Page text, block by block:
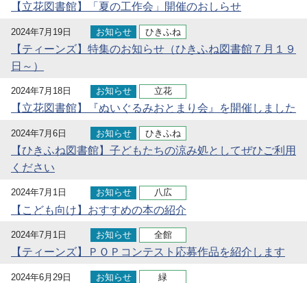
【立花図書館】「夏の工作会」開催のおしらせ
2024年7月19日 お知らせ ひきふね
【ティーンズ】特集のお知らせ（ひきふね図書館７月１９
日～）
2024年7月18日 お知らせ 立花
【立花図書館】『ぬいぐるみおとまり会』を開催しました
2024年7月6日 お知らせ ひきふね
【ひきふね図書館】子どもたちの涼み処としてぜひご利用
ください
2024年7月1日 お知らせ 八広
【こども向け】おすすめの本の紹介
2024年7月1日 お知らせ 全館
【ティーンズ】ＰＯＰコンテスト応募作品を紹介します
2024年6月29日 お知らせ 緑